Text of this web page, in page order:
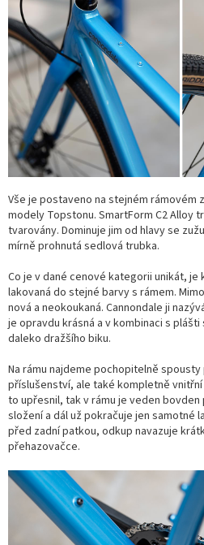
Vše je postaveno na stejném rámovém
modely Topstonu. SmartForm C2 Alloy
tvarovány. Dominuje jim od hlavy se
mírně prohnutá sedlová trubka.
Co je v dané cenové kategorii unikát,
lakovaná do stejné barvy s rámem.
nová a neokoukaná. Cannondale ji
je opravdu krásná a v kombinaci s
daleko dražšího biku.
Na rámu najdeme pochopitelně
příslušenství, ale také kompletně
to upřesnil, tak v rámu je veden
složení a dál už pokračuje jen samotné
před zadní patkou, odkup navazuje
přehazovačce.